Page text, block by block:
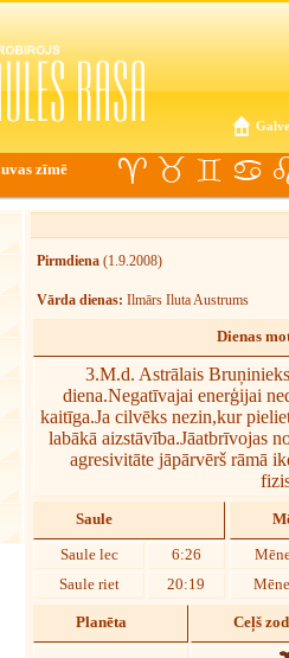
zīmē
Pirmdiena (1.9.2008)
Vārda dienas: Ilmārs Iluta Austrums
Dienas
3.M.d. Astrālais
diena.Negatīvajai enerģijai
kaitīga.Ja cilvēks nezin,kur
labākā aizstāvība.Jāatbrīvojas
agresivitāte jāpārvērš rāmā
Saule
Saule lec
6:26
Saule riet
20:19
Planēta Ceļš